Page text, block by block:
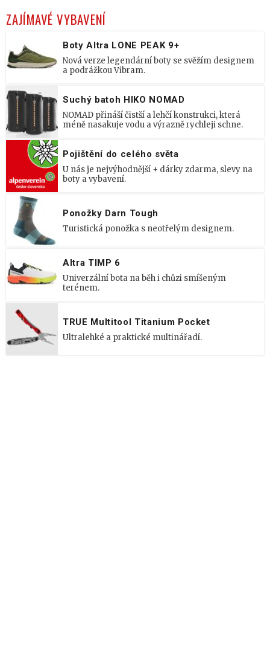
ZAJÍMAVÉ VYBAVENÍ
Boty Altra LONE PEAK 9+
Nová verze legendární boty se svěžím designem
a podrážkou Vibram.
Suchý batoh HIKO NOMAD
NOMAD přináší čistší a lehčí konstrukci, která
méně nasakuje vodu a výrazně rychleji schne.
Pojištění do celého světa
U nás je nejvýhodnější + dárky zdarma, slevy na
boty a vybavení.
Ponožky Darn Tough
Turistická ponožka s neotřelým designem.
Altra TIMP 6
Univerzální bota na běh i chůzi smíšeným
terénem.
TRUE Multitool Titanium Pocket
Ultralehké a praktické multinářadí.